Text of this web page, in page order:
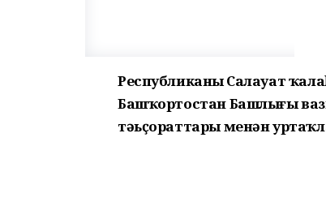
Республиканың Салауат
Башҡортостан Башлығы
тәьҫораттары менән